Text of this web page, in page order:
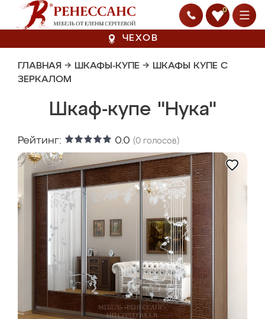
0
ЧЕХОВ
ГЛАВНАЯ → ШКАФЫ-КУПЕ → ШКАФЫ КУПЕ С
ЗЕРКАЛОМ
Шкаф-купе "Нука"
Рейтинг: 0.0 (0 голосов)